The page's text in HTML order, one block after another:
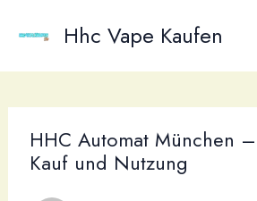
Hhc Vape Kaufen
HHC Automat München
Kauf und Nutzung